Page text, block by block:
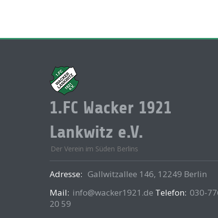
1.FC Wacker 1921
Lankwitz e.V.
Der Verein im Süden Berlins
Adresse: Gallwitzallee 146, 12249 Berlin
Mail: info@wacker1921.de Telefon: 030-
20 59